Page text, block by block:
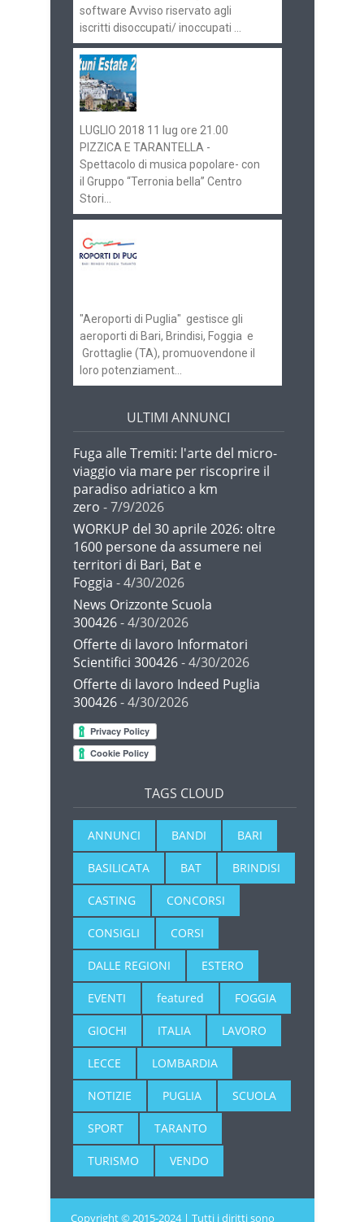
software Avviso riservato agli
iscritti disoccupati/ inoccupati ...
LUGLIO 2018 11 lug ore 21.00
PIZZICA E TARANTELLA -
Spettacolo di musica popolare- con
il Gruppo “Terronia bella” Centro
Stori...
"Aeroporti di Puglia" gestisce gli
aeroporti di Bari, Brindisi, Foggia e
Grottaglie (TA), promuovendone il
loro potenziament...
ULTIMI ANNUNCI
Fuga alle Tremiti: l'arte del micro-
viaggio via mare per riscoprire il
paradiso adriatico a km
zero - 7/9/2026
WORKUP del 30 aprile 2026: oltre
1600 persone da assumere nei
territori di Bari, Bat e
Foggia - 4/30/2026
News Orizzonte Scuola
300426- 4/30/2026
Offerte di lavoro Informatori
Scientifici 300426- 4/30/2026
Offerte di lavoro Indeed Puglia
300426- 4/30/2026
TAGS CLOUD
ANNUNCI BANDI BARI
BASILICATA BAT BRINDISI
CASTING CONCORSI
CONSIGLI CORSI
DALLE REGIONI ESTERO
EVENTI featured FOGGIA
GIOCHI ITALIA LAVORO
LECCE LOMBARDIA
NOTIZIE PUGLIA SCUOLA
SPORT TARANTO
TURISMO VENDO
Copyright © 2015-2024 | Tutti i diritti sono